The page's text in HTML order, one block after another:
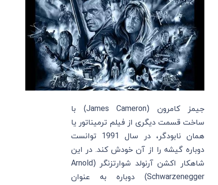
جیمز کامرون (James Cameron) با
ساخت قسمت دیگری از فیلم ترمیناتور یا
همان نابودگر، در سال 1991 توانست
دوباره گیشه را از آن خودش کند. در این
شاهکار اکشن آرنولد شوارتزنگر (Arnold
Schwarzenegger) دوباره به عنوان